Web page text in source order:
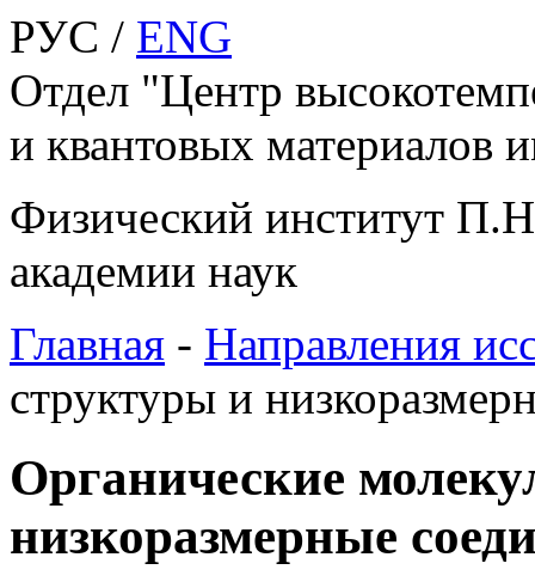
РУС / ENG
Отдел "Центр
и квантовых материалов
Физический институт
академии наук
Главная - Направления
структуры и
Органические
низкоразмерные